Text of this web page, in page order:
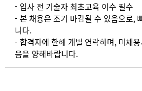
- 입사 전 기술자 최초교육 이수 필수
- 본 채용은 조기 마감될 수 있음으로,
니다.
- 합격자에 한해 개별 연락하며, 미채
음을 양해바랍니다.